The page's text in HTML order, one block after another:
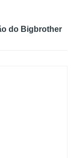
do Bigbrother